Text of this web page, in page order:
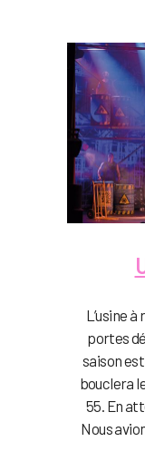
L’usine
portes
saison
bouclera
55. En
Nous